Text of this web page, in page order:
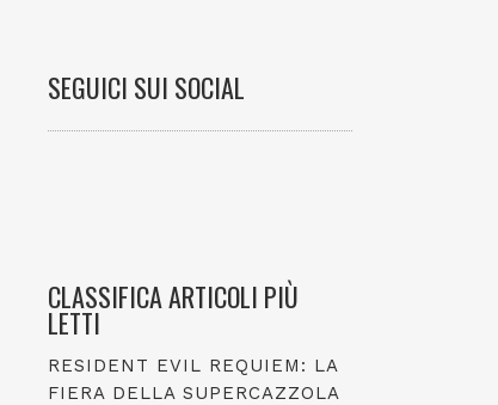
SEGUICI SUI SOCIAL
CLASSIFICA ARTICOLI PIÙ
LETTI
RESIDENT EVIL REQUIEM: LA
FIERA DELLA SUPERCAZZOLA